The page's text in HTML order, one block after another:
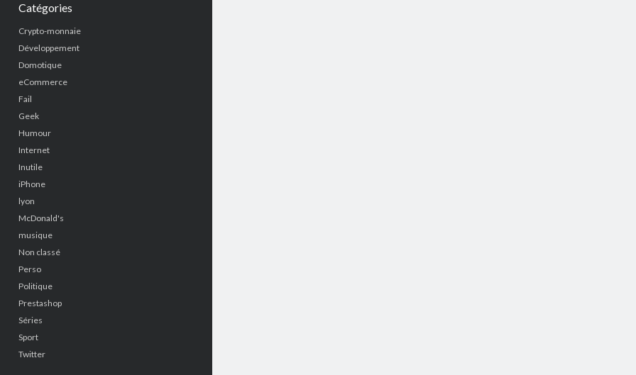
Catégories
Crypto-monnaie
Développement
Domotique
eCommerce
Fail
Geek
Humour
Internet
Inutile
iPhone
lyon
McDonald's
musique
Non classé
Perso
Politique
Prestashop
Séries
Sport
Twitter